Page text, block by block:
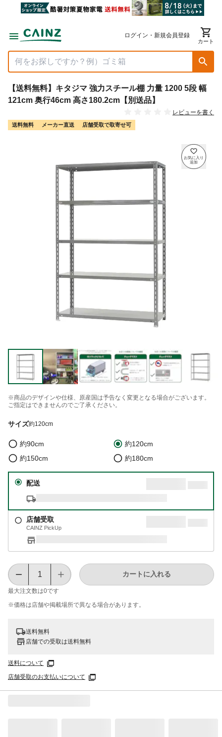
ログイン・新規会員登録
カート
【送料無料】キタジマ 強力スチール棚 力量 1200 5段 幅
121cm 奥行46cm 高さ180.2cm【別送品】
レビューを書く
送料無料 メーカー直送 店舗受取で取寄せ可
※商品のデザインや仕様、原産国は予告なく変更となる場合がございます。
ご指定はできませんのでご了承ください。
サイズ約120cm
約90cm
約120cm
約150cm
約180cm
配送
店舗受取
CAINZ PickUp
最大注文数は0です
カートに入れる
※価格は​店舗や​掲載場所で​異なる​場合が​あります。
送料無料
店舗での受取は送料無料
送料について
店舗受取のお支払いについて